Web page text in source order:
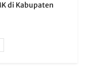
di Kabupaten